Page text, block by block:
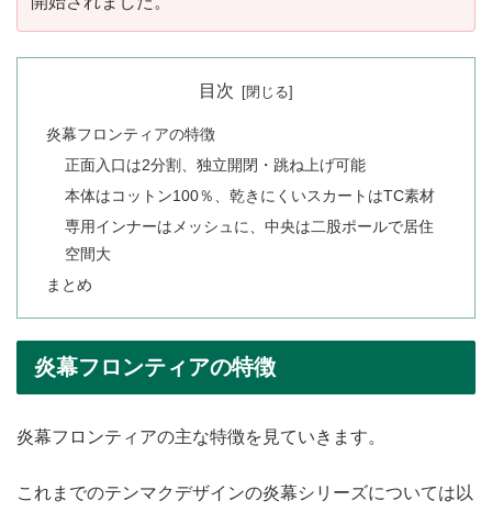
目次
炎幕フロンティアの特徴
正面入口は2分割、独立開閉・跳ね上げ可能
本体はコットン100％、乾きにくいスカートはTC素材
専用インナーはメッシュに、中央は二股ポールで居住
空間大
まとめ
炎幕フロンティアの特徴
炎幕フロンティアの主な特徴を見ていきます。
これまでのテンマクデザインの炎幕シリーズについては以